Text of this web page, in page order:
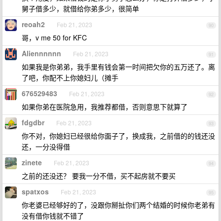
舅子借多少，就借给你弟多少，很简单
90
reoah2 Feb 21, 2023
哥，v me 50 for KFC
91
Aliennnnnn Feb 21, 2023
如果我是你弟弟，我手里有钱会第一时间把欠你的五万还了。离
了吧，你配不上你媳妇儿（摊手
92
676529483 Feb 21, 2023
如果你弟在医院急用，我推荐都借，否则意思下就算了
93
fdgdbr Feb 21, 2023
你不对，你媳妇已经很给你面子了，换成我，之前借的的钱还没
还，一分没得借
94
zinete Feb 21, 2023
之前的还没还？ 要我一分不借，买不起房就不要买
95
spatxos Feb 21, 2023
你老婆已经够好的了，没跟你掰扯你们两个结婚的时候你老弟有
没有借你钱就不错了